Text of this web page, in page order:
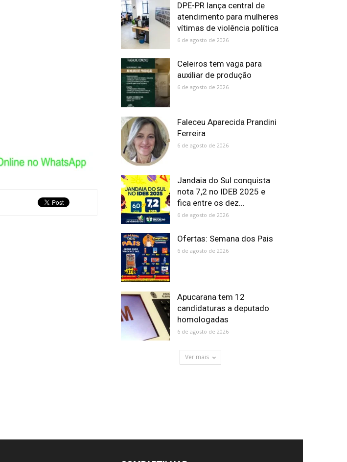
DPE-PR lança central de
atendimento para mulheres
vítimas de violência política
6 de agosto de 2026
Celeiros tem vaga para
auxiliar de produção
6 de agosto de 2026
Faleceu Aparecida Prandini
Ferreira
6 de agosto de 2026
Jandaia do Sul conquista
nota 7,2 no IDEB 2025 e
fica entre os dez...
6 de agosto de 2026
Ofertas: Semana dos Pais
6 de agosto de 2026
Apucarana tem 12
candidaturas a deputado
homologadas
6 de agosto de 2026
Ver mais